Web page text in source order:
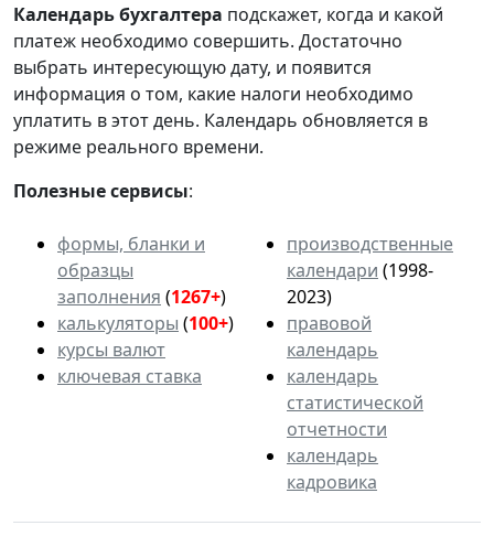
Календарьбухгалтера подскажет, когда и какой
платеж необходимо совершить. Достаточно
выбрать интересующую дату, и появится
информация о том, какие налоги необходимо
уплатить в этот день. Календарь обновляется в
режиме реального времени.
Полезные сервисы:
формы, бланки и
образцы
заполнения (1267+)
калькуляторы (100+)
курсы валют
ключевая ставка
производственные
календари (1998-
2023)
правовой
календарь
календарь
статистической
отчетности
календарь
кадровика